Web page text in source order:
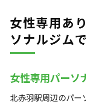
女性専用あ
ソナルジム
女性専用パーソ
北赤羽駅周辺のパー